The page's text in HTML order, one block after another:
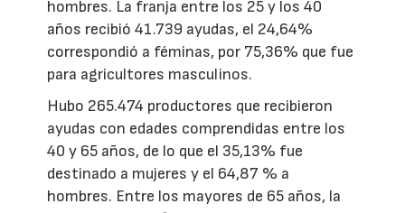
hombres. La franja entre los 25 y los 40
años recibió 41.739 ayudas, el 24,64%
correspondió a féminas, por 75,36% que fue
para agricultores masculinos.
Hubo 265.474 productores que recibieron
ayudas con edades comprendidas entre los
40 y 65 años, de lo que el 35,13% fue
destinado a mujeres y el 64,87 % a
hombres. Entre los mayores de 65 años, la